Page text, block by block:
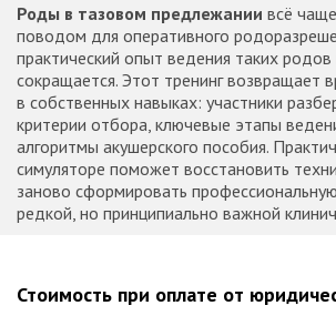
Роды в тазовом предлежании всё
поводом для оперативного
практический опыт ведения таких
сокращается. Этот тренинг возвращает
в собственных навыках: участники
критерии отбора, ключевые этапы
алгоритмы акушерского пособия.
симуляторе поможет восстановить
заново сформировать
редкой, но принципиально важной
Стоимость при оплате от